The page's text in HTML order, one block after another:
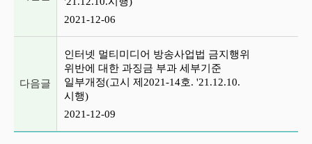
2021-12-06
다음글
인터넷 멀티미디어 방송사업법 금지행위
위반에 대한 과징금 부과 세부기준
일부개정(고시 제2021-14호. '21.12.10.
시행)
2021-12-09